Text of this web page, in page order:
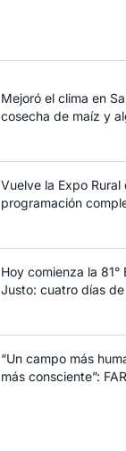
Mejoró el clima en
cosecha de maíz y
Vuelve la Expo Rural
programación
Hoy comienza la 81°
Justo: cuatro días
“Un campo más
más consciente”: